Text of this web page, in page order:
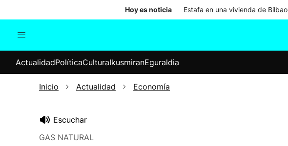
Hoy es noticia Estafa en una vivienda de Bilbao
Internacional
Elecciones
ActualidadPolíticaCulturaIkusmiranEguraldia
Inicio Actualidad Economía
Escuchar
GAS NATURAL